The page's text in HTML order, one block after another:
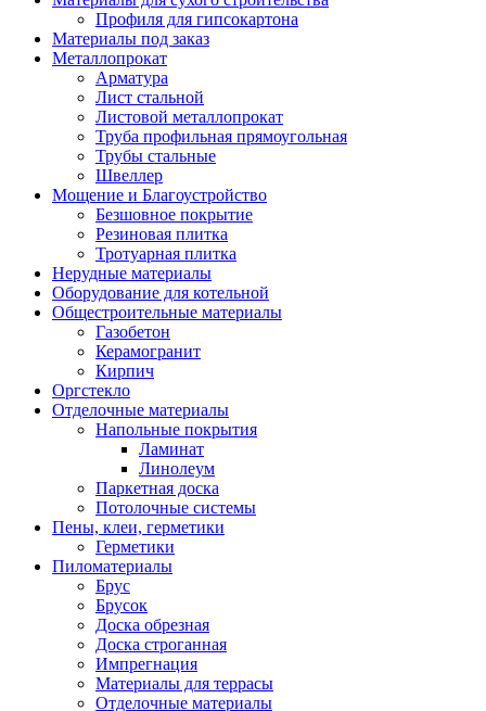
Профиля для гипсокартона
Материалы под заказ
Металлопрокат
Арматура
Лист стальной
Листовой металлопрокат
Труба профильная прямоугольная
Трубы стальные
Швеллер
Мощение и Благоустройство
Безшовное покрытие
Резиновая плитка
Тротуарная плитка
Нерудные материалы
Оборудование для котельной
Общестроительные материалы
Газобетон
Керамогранит
Кирпич
Оргстекло
Отделочные материалы
Напольные покрытия
Ламинат
Линолеум
Паркетная доска
Потолочные системы
Пены, клеи, герметики
Герметики
Пиломатериалы
Брус
Брусок
Доска обрезная
Доска строганная
Импрегнация
Материалы для террасы
Отделочные материалы